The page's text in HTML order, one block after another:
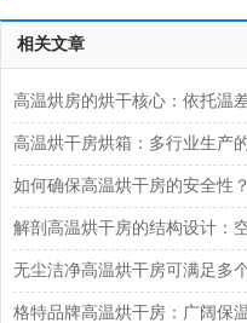
相关文章
如何确保高温烘干房的安全性？